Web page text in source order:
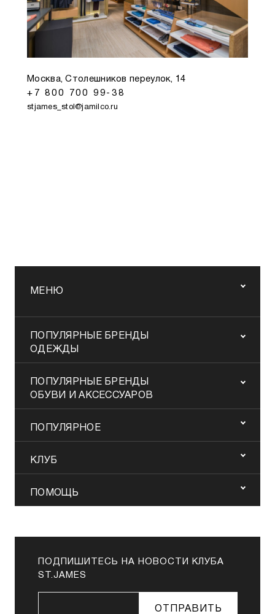
Москва, Столешников переулок, 14
+7 800 700 99-38
stjames_stol@jamilco.ru
МЕНЮ
ПОПУЛЯРНЫЕ БРЕНДЫ
ОДЕЖДЫ
ПОПУЛЯРНЫЕ БРЕНДЫ
ОБУВИ И АКСЕССУАРОВ
ПОПУЛЯРНОЕ
КЛУБ
ПОМОЩЬ
ПОДПИШИТЕСЬ НА НОВОСТИ КЛУБА
ST.JAMES
ОТПРАВИТЬ